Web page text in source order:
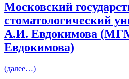
Московский
стоматологический
А.И. Евдокимова
Евдокимова)
(далее…)